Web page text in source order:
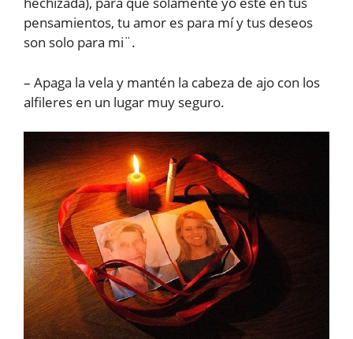
pensamientos, tu amor es para mí y tus deseos
son solo para mi¨.
– Apaga la vela y mantén la cabeza de ajo con los
alfileres en un lugar muy seguro.